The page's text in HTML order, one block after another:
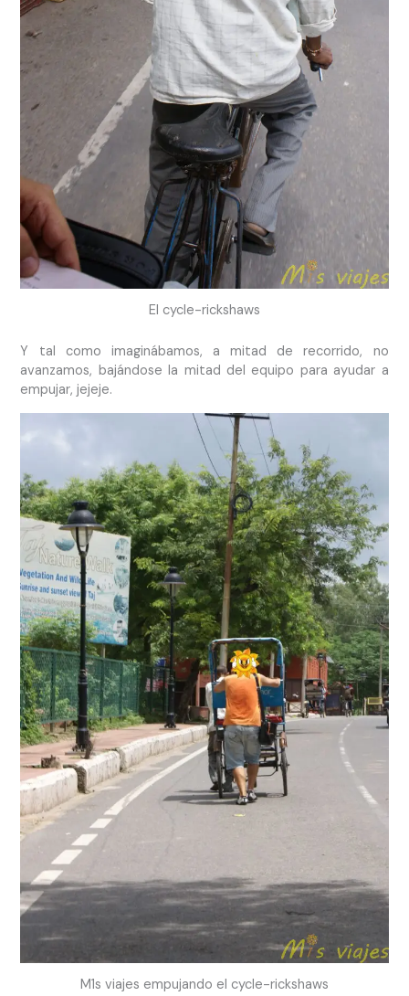
El cycle-rickshaws
Y tal como imaginábamos, a mitad de recorrido, no
avanzamos, bajándose la mitad del equipo para ayudar a
empujar, jejeje.
M1s viajes empujando el cycle-rickshaws